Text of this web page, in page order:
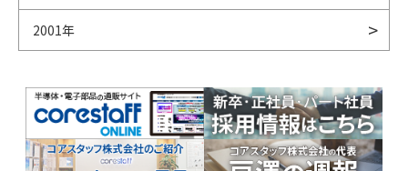
2001年